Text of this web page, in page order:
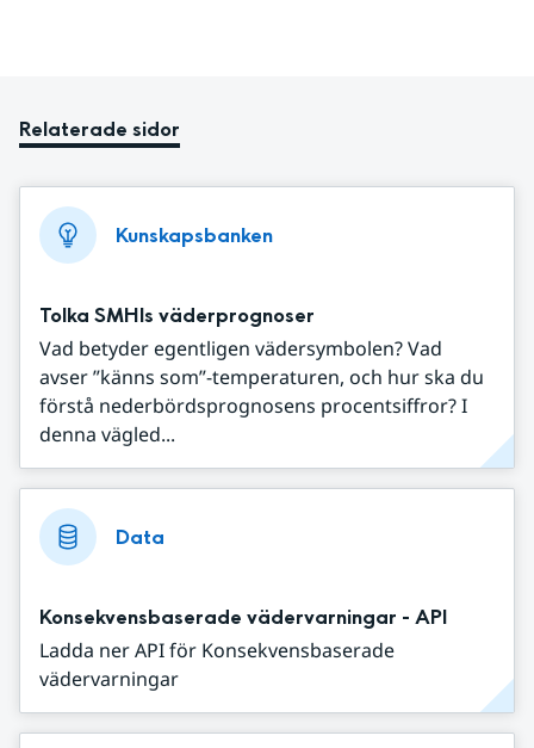
Relaterade sidor
Kunskapsbanken
Tolka SMHIs väderprognoser
Vad betyder egentligen vädersymbolen? Vad
avser ”känns som”-temperaturen, och hur ska du
förstå nederbördsprognosens procentsiffror? I
denna vägled...
Data
Konsekvensbaserade vädervarningar - API
Ladda ner API för Konsekvensbaserade
vädervarningar